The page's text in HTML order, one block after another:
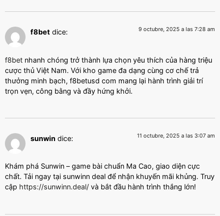
f8bet dice: 9 octubre, 2025 a las 7:28 am
f8bet nhanh chóng trở thành lựa chọn yêu thích của hàng triệu
cược thủ Việt Nam. Với kho game đa dạng cùng cơ chế trả
thưởng minh bạch, f8betusd com mang lại hành trình giải trí
trọn vẹn, công bằng và đầy hứng khởi.
sunwin dice: 11 octubre, 2025 a las 3:07 am
Khám phá Sunwin – game bài chuẩn Ma Cao, giao diện cực
chất. Tải ngay tại sunwinn deal để nhận khuyến mãi khủng. Truy
cập https://sunwinn.deal/ và bắt đầu hành trình thắng lớn!